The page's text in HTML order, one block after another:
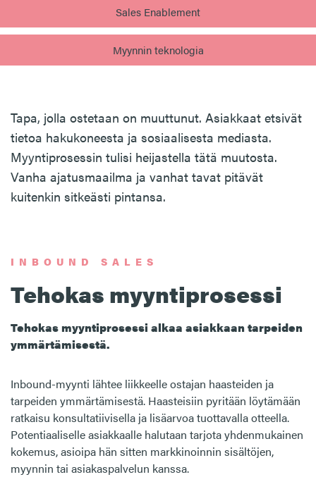
Sales Enablement
Myynnin teknologia
Tapa, jolla ostetaan on muuttunut. Asiakkaat etsivät
tietoa hakukoneesta ja sosiaalisesta mediasta.
Myyntiprosessin tulisi heijastella tätä muutosta.
Vanha ajatusmaailma ja vanhat tavat pitävät
kuitenkin sitkeästi pintansa.
INBOUND SALES
Tehokas myyntiprosessi
Tehokas myyntiprosessi alkaa asiakkaan tarpeiden
ymmärtämisestä.
Inbound-myynti lähtee liikkeelle ostajan haasteiden ja
tarpeiden ymmärtämisestä. Haasteisiin pyritään löytämään
ratkaisu konsultatiivisella ja lisäarvoa tuottavalla otteella.
Potentiaaliselle asiakkaalle halutaan tarjota yhdenmukainen
kokemus, asioipa hän sitten markkinoinnin sisältöjen,
myynnin tai asiakaspalvelun kanssa.